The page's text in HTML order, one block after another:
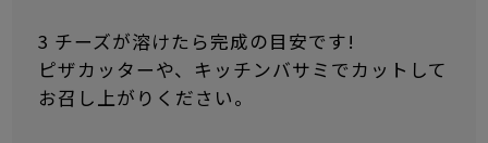
3 チーズが溶けたら完成の目安です!
ピザカッターや、キッチンバサミでカットして
お召し上がりください。